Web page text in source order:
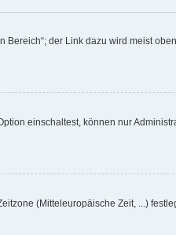
der Link dazu wird meist
einschaltest, können nur
(Mitteleuropäische Zeit, ...)